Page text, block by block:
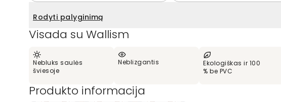
Rodyti palyginimą
Visada su Wallism
Nebluks saulės
šviesoje
Neblizgantis
Ekologiškas ir 100
% be PVC
Produkto informacija